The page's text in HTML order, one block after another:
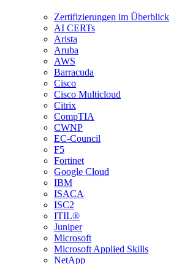
Zertifizierungen im Überblick
AI CERTs
Arista
Aruba
AWS
Barracuda
Cisco
Cisco Multicloud
Citrix
CompTIA
CWNP
EC-Council
F5
Fortinet
Google Cloud
IBM
ISACA
ISC2
ITIL®
Juniper
Microsoft
Microsoft Applied Skills
NetApp